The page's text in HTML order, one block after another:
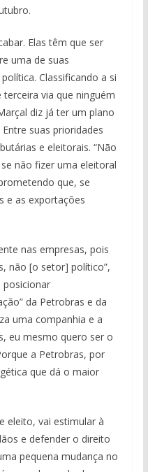
Elas têm que ser
uma de suas
Classificando a si
via que ninguém
diz já ter um plano
suas prioridades
e eleitorais. “Não
não fizer uma eleitoral
que, se
e as exportações
nas empresas, pois
não [o setor] político”,
posicionar
da Petrobras e da
uma companhia e a
eu mesmo quero ser o
a Petrobras, por
que dá o maior
eleito, vai estimular à
e defender o direito
pequena mudança no